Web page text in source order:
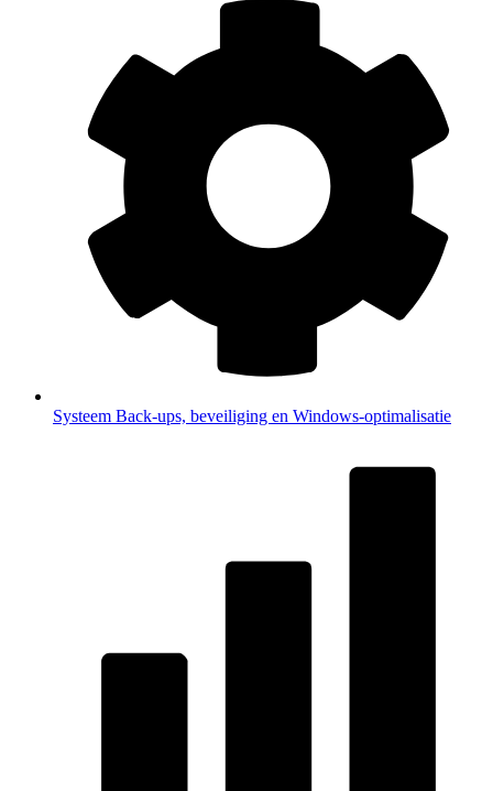
Systeem Back-ups, beveiliging en Windows-optimalisatie